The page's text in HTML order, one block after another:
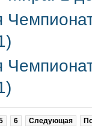
6 Следующая